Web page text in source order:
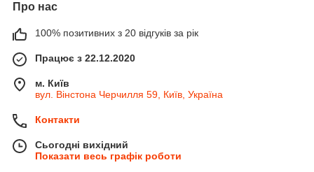
Про нас
100% позитивних з 20 відгуків за рік
Працює з 22.12.2020
м. Київ
вул. Вінстона Черчилля 59, Київ, Україна
Контакти
Сьогодні вихідний
Показати весь графік роботи